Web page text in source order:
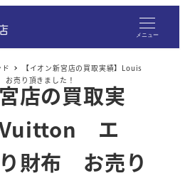
メニュー
【イオン新宮店の買取実績】Louis
売り頂きました！
店の買取実
Vuitton エ
財布 お売り